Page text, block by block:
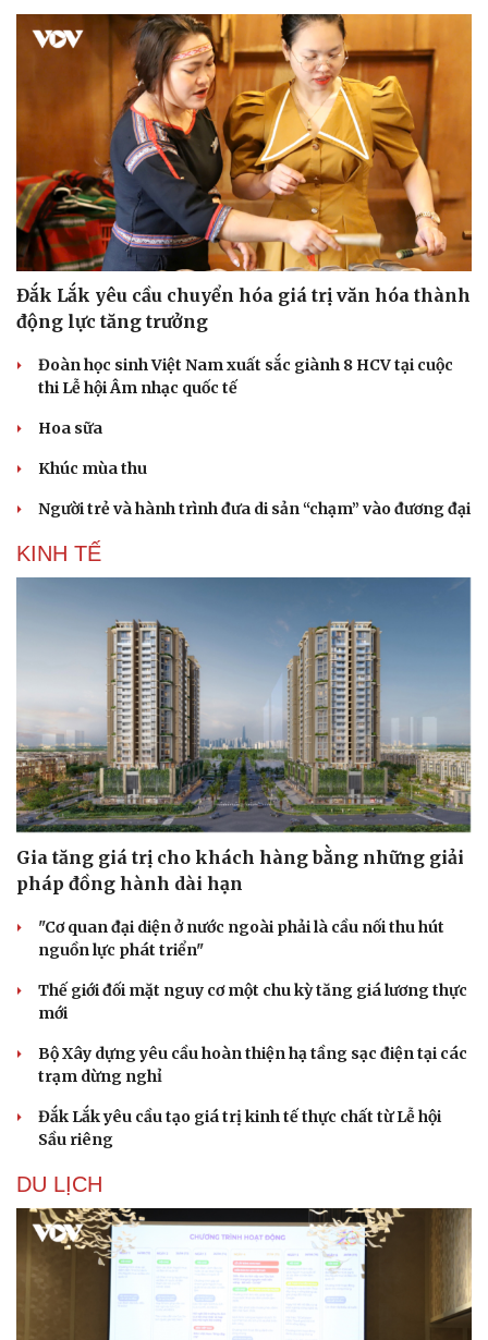
Sân khấu - Điện ảnh
Văn học
Âm nhạc
Di sản
Giải trí
Nghệ sĩ
Thời trang
Sao Việt
Đắk Lắk yêu cầu chuyển hóa giá trị văn hóa thành
động lực tăng trưởng
Đoàn học sinh Việt Nam xuất sắc giành 8 HCV tại cuộc
thi Lễ hội Âm nhạc quốc tế
Hoa sữa
Khúc mùa thu
Người trẻ và hành trình đưa di sản “chạm” vào đương đại
KINH TẾ
Gia tăng giá trị cho khách hàng bằng những giải
pháp đồng hành dài hạn
"Cơ quan đại diện ở nước ngoài phải là cầu nối thu hút
nguồn lực phát triển"
Thế giới đối mặt nguy cơ một chu kỳ tăng giá lương thực
mới
Bộ Xây dựng yêu cầu hoàn thiện hạ tầng sạc điện tại các
trạm dừng nghỉ
Đắk Lắk yêu cầu tạo giá trị kinh tế thực chất từ Lễ hội
Sầu riêng
DU LỊCH